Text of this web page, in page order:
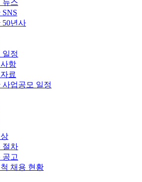
뉴스
50년사
일정
항
료
사업공모 일정
절차
공고
채용 현황